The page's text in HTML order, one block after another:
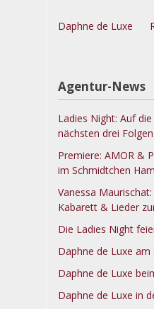
Daphne de Luxe
Agentur-News
Ladies Night: Auf
nächsten drei Folgen
Premiere: AMOR &
im Schmidtchen
Vanessa Maurischat:
Kabarett & Lieder
Die Ladies Night
Daphne de Luxe
Daphne de Luxe
Daphne de Luxe in